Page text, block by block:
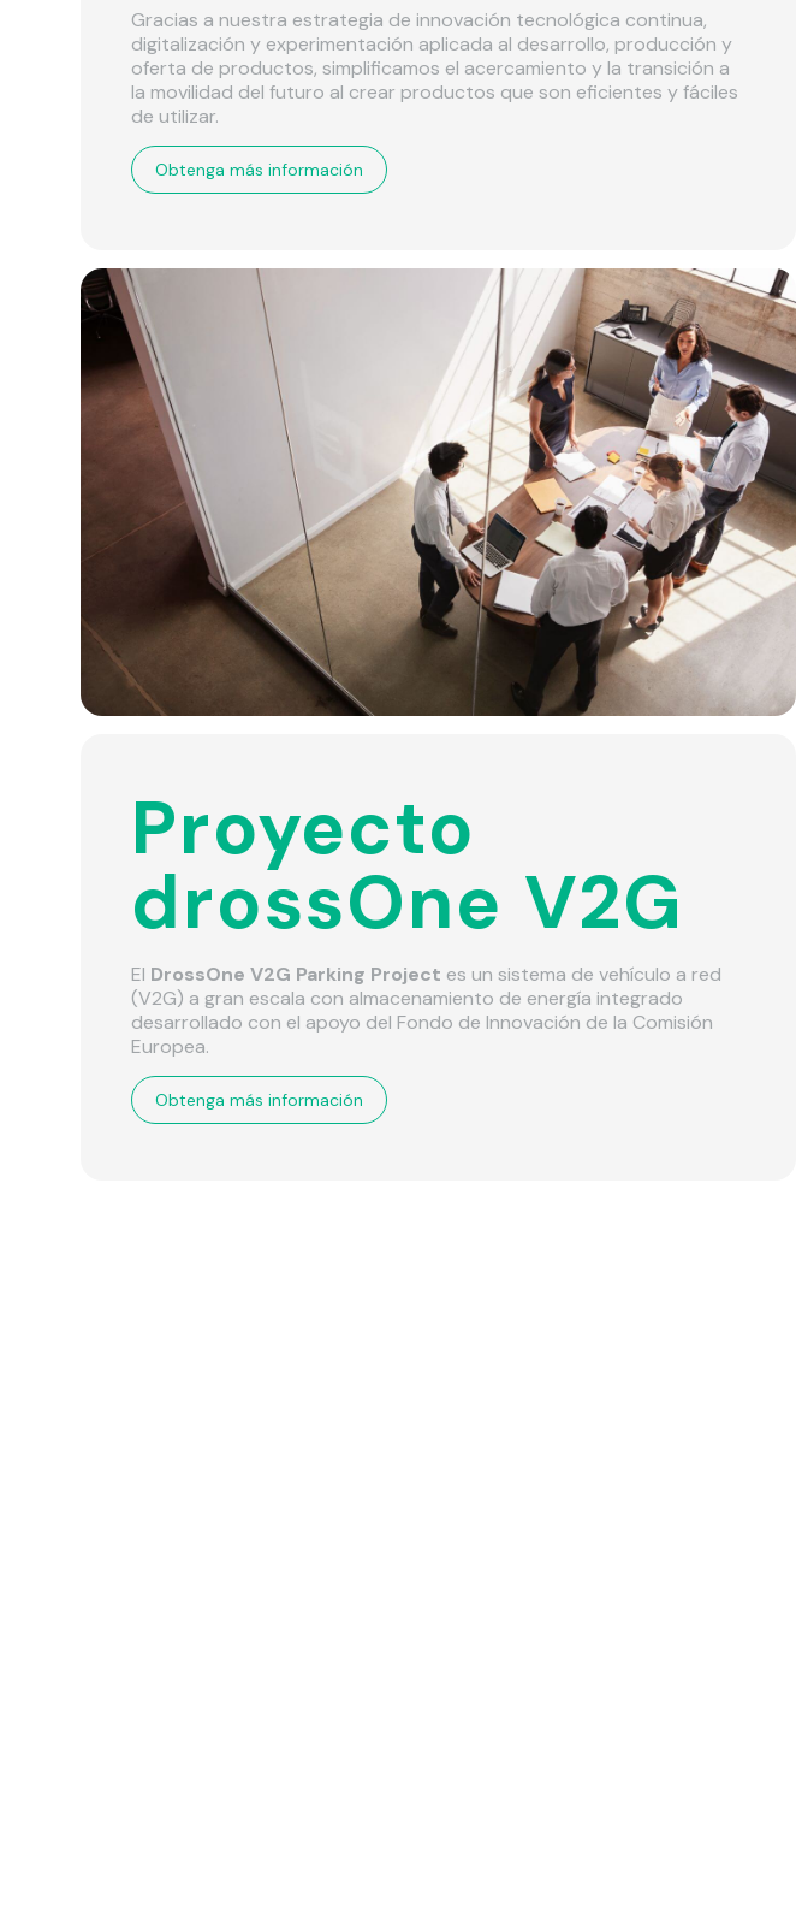
Gracias a nuestra estrategia de innovación tecnológica continua,
digitalización y experimentación aplicada al desarrollo, producción y
oferta de productos, simplificamos el acercamiento y la transición a
la movilidad del futuro al crear productos que son eficientes y fáciles
de utilizar.
Obtenga más información
Proyecto
drossOne V2G
El DrossOne V2G Parking Project es un sistema de vehículo a red
(V2G) a gran escala con almacenamiento de energía integrado
desarrollado con el apoyo del Fondo de Innovación de la Comisión
Europea.
Obtenga más información